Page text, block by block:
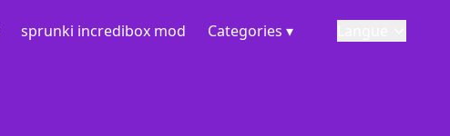
sprunki incredibox mod Categories ▾